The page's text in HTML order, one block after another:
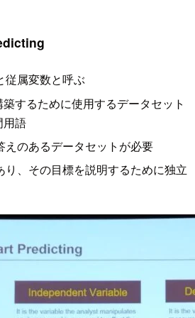
従属変数と呼ぶ
するために使用するデータセット
用語
えのあるデータセットが必要
り、その目標を説明するために独立